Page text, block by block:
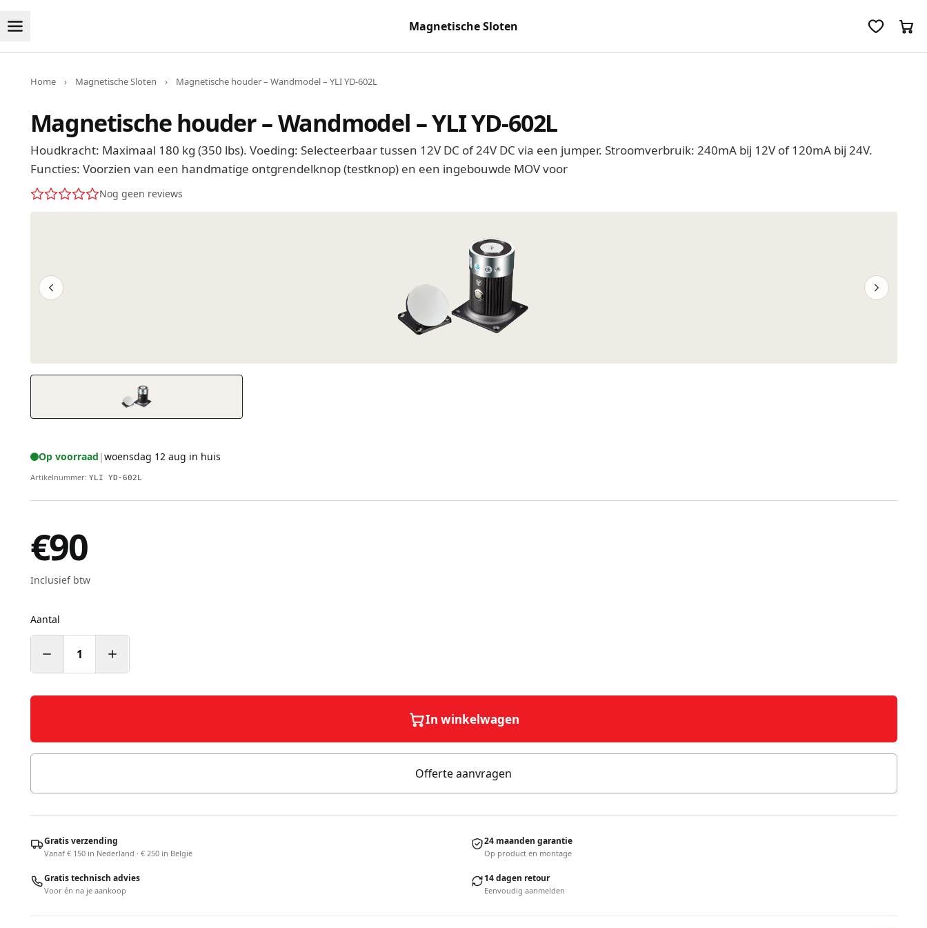
Magnetische Sloten
Home › Magnetische Sloten › Magnetische houder – Wandmodel – YLI YD-602L
Magnetische houder – Wandmodel – YLI YD-602L
Houdkracht: Maximaal 180 kg (350 lbs). Voeding: Selecteerbaar tussen 12V DC of 24V DC via een jumper. Stroomverbruik: 240mA bij 12V of 120mA bij 24V.
Functies: Voorzien van een handmatige ontgrendelknop (testknop) en een ingebouwde MOV voor
Nog geen reviews
Op voorraad |woensdag 12 aug in huis
Artikelnummer: YLI YD-602L
€90
Inclusief btw
Aantal
1
In winkelwagen
Offerte aanvragen
Gratis verzending
Vanaf € 150 in Nederland · € 250 in België
24 maanden garantie
Op product en montage
Gratis technisch advies
Voor én na je aankoop
14 dagen retour
Eenvoudig aanmelden